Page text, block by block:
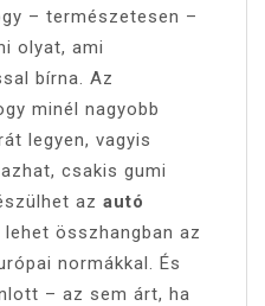
– természetesen –
olyat, ami
bírna. Az
minél nagyobb
legyen, vagyis
csakis gumi
az autó
lehet összhangban az
normákkal. És
– az sem árt, ha